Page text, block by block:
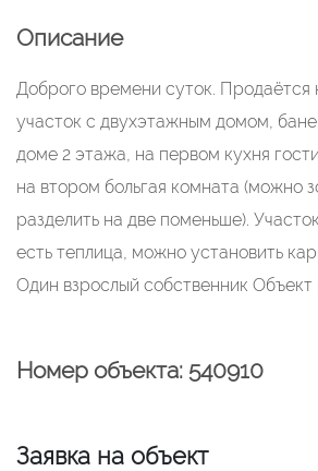
Описание
Доброго времени суток. Продаётся
участок с двухэтажным домом,
доме 2 этажа, на первом кухня
на втором больгая комната (можно
разделить на две поменьше).
есть теплица, можно установить
Один взрослый собственник
Номер объекта: 540910
Заявка на объект